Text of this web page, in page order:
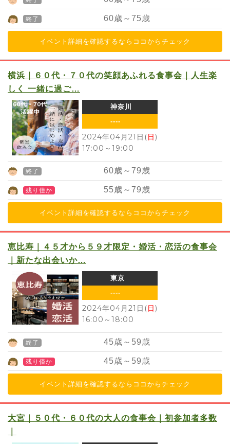
終了 60歳～75歳
イベント詳細を確認するならココからチェック
横浜｜６０代・７０代の笑顔あふれる食事会｜人生楽
しく 一緒に過ご…
神奈川
----
2024年04月21日(日)
17:00 ～ 19:00
終了 60歳～79歳
残り僅か 55歳～79歳
イベント詳細を確認するならココからチェック
恵比寿｜４５才から５９才限定・婚活・恋活の食事会
｜新たな出会いか…
東京
----
2024年04月21日(日)
16:00 ～ 18:00
終了 45歳～ 59歳
残り僅か 45歳～ 59歳
イベント詳細を確認するならココからチェック
大宮｜５０代・６０代の大人の食事会｜初参加者多数